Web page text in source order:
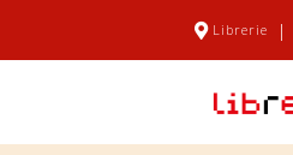
Librerie |